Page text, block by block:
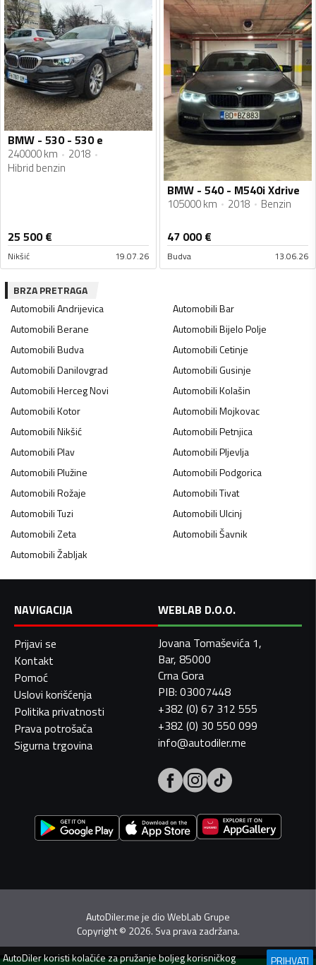
BMW - 530 - 530 e
240000 km
2018
Hibrid benzin
25 500€
Nikšić 19.07.26
BMW - 540 - M540i Xdrive
105000 km 2018 Benzin
47 000€
Budva 13.06.26
BRZA PRETRAGA
AutomobiliAndrijevica AutomobiliBar
AutomobiliBerane AutomobiliBijelo Polje
AutomobiliBudva AutomobiliCetinje
AutomobiliDanilovgrad AutomobiliGusinje
AutomobiliHerceg Novi AutomobiliKolašin
AutomobiliKotor AutomobiliMojkovac
AutomobiliNikšić AutomobiliPetnjica
AutomobiliPlav AutomobiliPljevlja
AutomobiliPlužine AutomobiliPodgorica
AutomobiliRožaje AutomobiliTivat
AutomobiliTuzi AutomobiliUlcinj
AutomobiliZeta AutomobiliŠavnik
AutomobiliŽabljak
NAVIGACIJA
Prijavi se
Kontakt
Pomoć
Uslovi korišćenja
Politika privatnosti
Prava potrošača
Sigurna trgovina
WEBLAB D.O.O.
Jovana Tomaševića 1,
Bar, 85000
Crna Gora
PIB: 03007448
+382 (0) 67 312 555
+382 (0) 30 550 099
info@autodiler.me
AutoDiler.me je dioWebLab Grupe
Copyright© 2026. Sva prava zadržana.
AutoDilerkoristi kolačiće za pružanje boljeg korisničkog
PRIHVATI